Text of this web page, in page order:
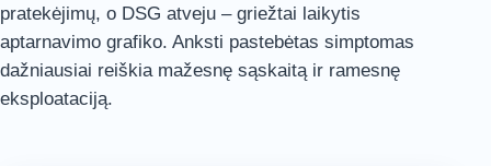
pratekėjimų, o DSG atveju – griežtai laikytis
aptarnavimo grafiko. Anksti pastebėtas simptomas
dažniausiai reiškia mažesnę sąskaitą ir ramesnę
eksploataciją.